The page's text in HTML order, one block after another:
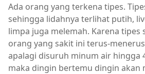
Ada orang yang terkena tipes.
sehingga lidahnya terlihat putih,
limpa juga melemah. Karena tipes
orang yang sakit ini terus-
apalagi disuruh minum air hingga
maka dingin bertemu dingin akan